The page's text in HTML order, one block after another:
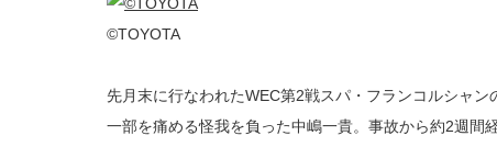
©TOYOTA
先月末に行なわれたWEC第2戦スパ・フランコルシャ
一部を痛める怪我を負った中嶋一貴。事故から約2週間